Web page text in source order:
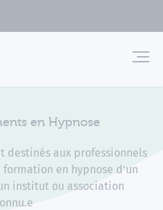
en Hypnose
destinés aux professionnels
en hypnose d'un
institut ou association